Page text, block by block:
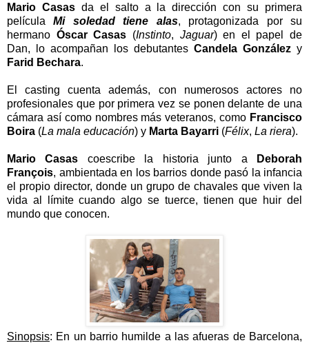
Mario Casasda el salto a la dirección con su primera
películaMi soledad tiene alas, protagonizada por su
hermano Óscar Casas (Instinto, Jaguar) en el papel de
Dan, lo acompañan los debutantes Candela González y
Farid Bechara.
El casting cuenta además, con numerosos actores no
profesionales que por primera vez se ponen delante de una
cámara así como nombres más veteranos, como Francisco
Boira (La mala educación) y Marta Bayarri (Félix, La riera).
Mario Casas coescribe la historia junto a
Deborah
François, ambientada en los barrios donde pasó la infancia
el propio director, donde un grupo de chavales que viven la
vida al límite cuando algo se tuerce, tienen que huir del
mundo que conocen.
Sinopsis: En un barrio humilde a las afueras de Barcelona,